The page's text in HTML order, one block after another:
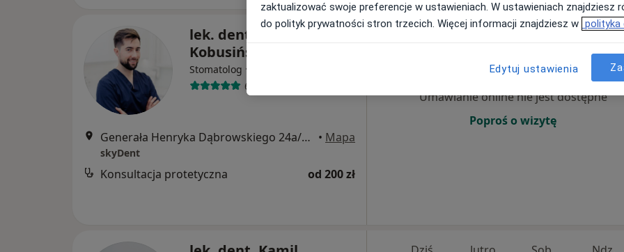
lek. dent. Leszek
Kobusiński
Stomatolog ·
60 opinii
Generała Henryka Dąbrowskiego 24a/1, Rumia • Mapa
skyDent
Konsultacja protetyczna od 200 zł
Sob, Ndz,
Umawianie online nie jest dostępne
Poproś o wizytę
zaktualizować swoje preferencje w ustawieniach. W ustawieniach znajdziesz
do polityk prywatności stron trzecich. Więcej informacji znajdziesz w polityka
Edytuj ustawienia